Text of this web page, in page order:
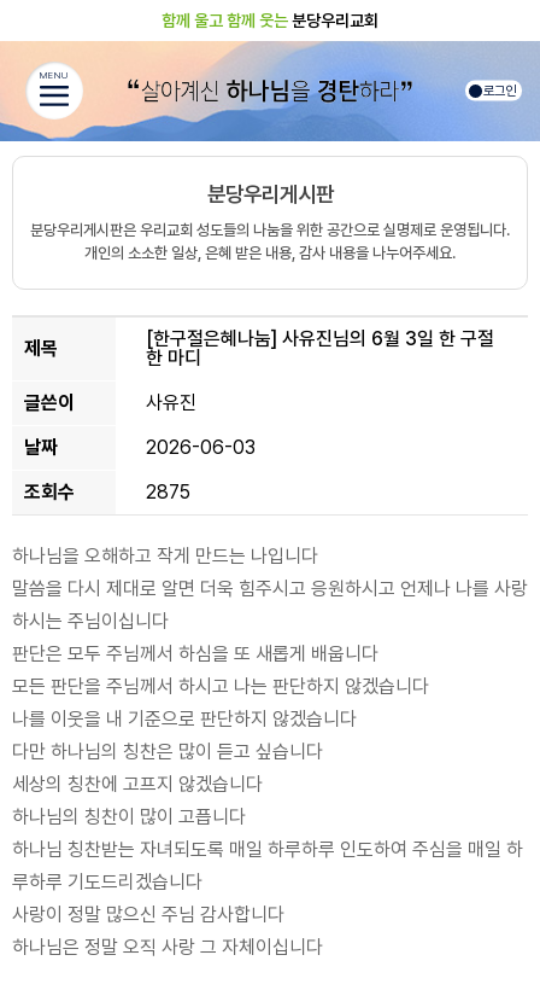
함께 울고 함께 웃는분당우리교회
로그인
MENU
분당우리게시판
분당우리게시판은 우리교회 성도들의 나눔을 위한 공간으로 실명제로 운영됩니다.
개인의 소소한 일상, 은혜 받은 내용, 감사 내용을 나누어주세요.
제목 [한구절은혜나눔] 사유진님의 6월 3일 한 구절
한 마디
글쓴이
사유진
날짜
2026-06-03
조회수
2875
하나님을 오해하고 작게 만드는 나입니다
말씀을 다시 제대로 알면 더욱 힘주시고 응원하시고 언제나 나를 사랑
하시는 주님이십니다
판단은 모두 주님께서 하심을 또 새롭게 배웁니다
모든 판단을 주님께서 하시고 나는 판단하지 않겠습니다
나를 이웃을 내 기준으로 판단하지 않겠습니다
다만 하나님의 칭찬은 많이 듣고 싶습니다
세상의 칭찬에 고프지 않겠습니다
하나님의 칭찬이 많이 고픕니다
하나님 칭찬받는 자녀되도록 매일 하루하루 인도하여 주심을 매일 하
루하루 기도드리겠습니다
사랑이 정말 많으신 주님 감사합니다
하나님은 정말 오직 사랑 그 자체이십니다